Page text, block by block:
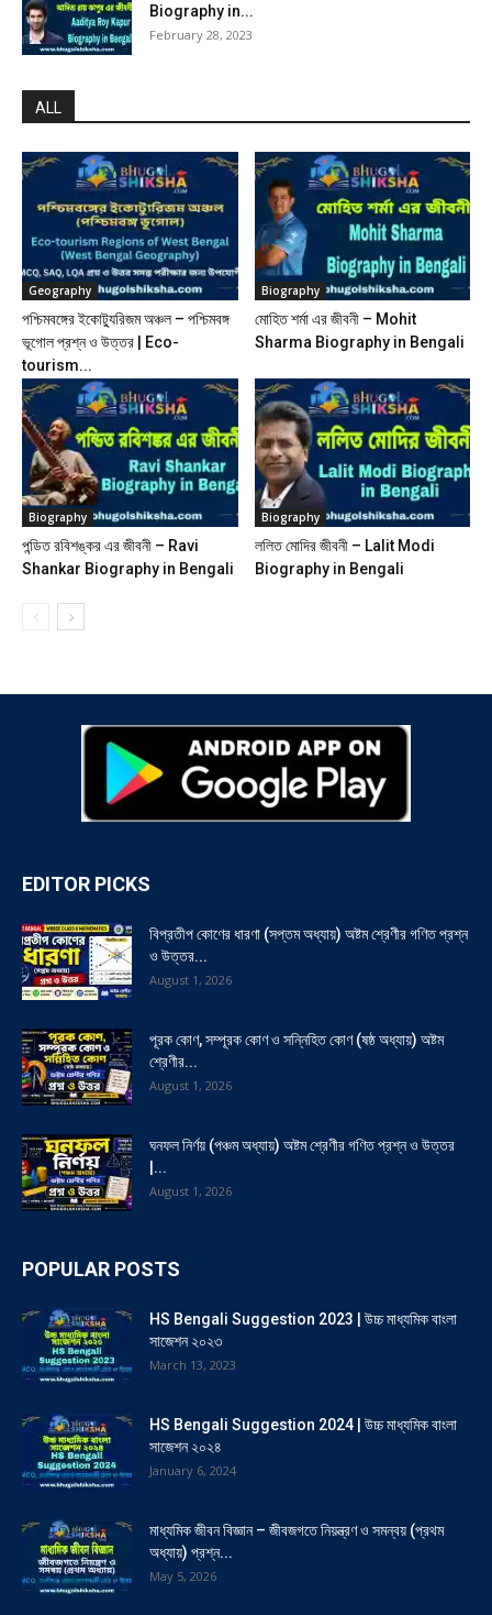
Biography in...
February 28, 2023
ALL
Geography
পশ্চিমবঙ্গের ইকোট্যুরিজম অঞ্চল – পশ্চিমবঙ্গ
ভূগোল প্রশ্ন ও উত্তর | Eco-
tourism...
Biography
মোহিত শর্মা এর জীবনী – Mohit
Sharma Biography in Bengali
Biography
পন্ডিত রবিশঙ্কর এর জীবনী – Ravi
Shankar Biography in Bengali
Biography
ললিত মোদির জীবনী – Lalit Modi
Biography in Bengali
EDITOR PICKS
বিপ্রতীপ কোণের ধারণা (সপ্তম অধ্যায়) অষ্টম শ্রেণীর গণিত প্রশ্ন
ও উত্তর...
August 1, 2026
পূরক কোণ, সম্পূরক কোণ ও সন্নিহিত কোণ (ষষ্ঠ অধ্যায়) অষ্টম
শ্রেণীর...
August 1, 2026
ঘনফল নির্ণয় (পঞ্চম অধ্যায়) অষ্টম শ্রেণীর গণিত প্রশ্ন ও উত্তর
|...
August 1, 2026
POPULAR POSTS
HS Bengali Suggestion 2023 | উচ্চ মাধ্যমিক বাংলা
সাজেশন ২০২৩
March 13, 2023
HS Bengali Suggestion 2024 | উচ্চ মাধ্যমিক বাংলা
সাজেশন ২০২৪
January 6, 2024
মাধ্যমিক জীবন বিজ্ঞান – জীবজগতে নিয়ন্ত্রণ ও সমন্বয় (প্রথম
অধ্যায়) প্রশ্ন...
May 5, 2026